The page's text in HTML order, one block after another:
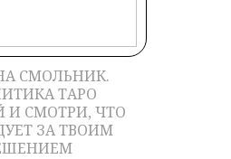
СМОЛЬНИК.
ТАРО
И СМОТРИ, ЧТО
ЗА ТВОИМ